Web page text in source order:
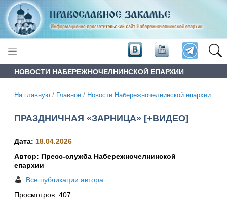
НОВОСТИ НАБЕРЕЖНОЧЕЛНИНСКОЙ ЕПАРХИИ
На главную / Главное / Новости Набережночелнинской епархии
ПРАЗДНИЧНАЯ «ЗАРНИЦА» [+ВИДЕО]
Дата: 18.04.2026
Автор: Пресс-служба Набережночелнинской
епархии
Все публикации автора
Просмотров: 407